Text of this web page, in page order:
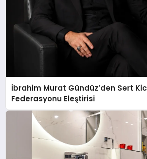
İbrahim Murat Gündüz’den Sert
Federasyonu Eleştirisi